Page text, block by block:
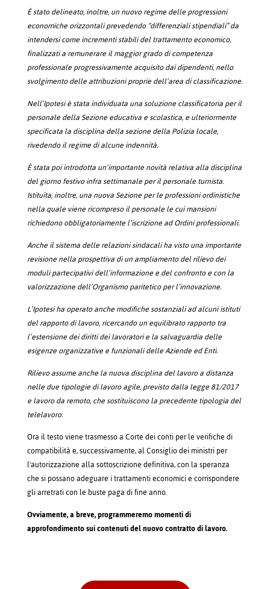
È stato delineato, inoltre, un nuovo regime delle progressioni
economiche orizzontali prevedendo “differenziali stipendiali” da
intendersi come incrementi stabili del trattamento economico,
finalizzati a remunerare il maggior grado di competenza
professionale progressivamente acquisito dai dipendenti, nello
svolgimento delle attribuzioni proprie dell’area di classificazione.
Nell’Ipotesi è stata individuata una soluzione classificatoria per il
personale della Sezione educativa e scolastica, e ulteriormente
specificata la disciplina della sezione della Polizia locale,
rivedendo il regime di alcune indennità.
È stata poi introdotta un’importante novità relativa alla disciplina
del giorno festivo infra settimanale per il personale turnista.
Istituita, inoltre, una nuova Sezione per le professioni ordinistiche
nella quale viene ricompreso il personale le cui mansioni
richiedono obbligatoriamente l’iscrizione ad Ordini professionali.
Anche il sistema delle relazioni sindacali ha visto una importante
revisione nella prospettiva di un ampliamento del rilievo dei
moduli partecipativi dell’informazione edel confronto e con la
valorizzazione dell’Organismo paritetico per l’innovazione.
L’Ipotesi ha operato anche modifiche sostanziali ad alcuni istituti
del rapporto di lavoro, ricercando un equilibrato rapporto tra
l’estensione dei diritti dei lavoratori e la salvaguardia delle
esigenze organizzative e funzionali delle Aziende ed Enti.
Rilievo assume anche la nuova disciplina del lavoro a distanza
nelle due tipologie di lavoro agile, previsto dalla legge 81/2017
e lavoro da remoto, che sostituiscono la precedente tipologia del
telelavoro.
Ora il testo viene trasmesso a Corte dei conti per le verifiche di
compatibilità e, successivamente, al Consiglio dei ministri per
l'autorizzazione alla sottoscrizione definitiva, con la speranza
che si possano adeguare i trattamenti economici e corrispondere
gli arretrati con le buste paga di fine anno.
Ovviamente, a breve, programmeremo momenti di
approfondimento sui contenuti del nuovo contratto di lavoro.